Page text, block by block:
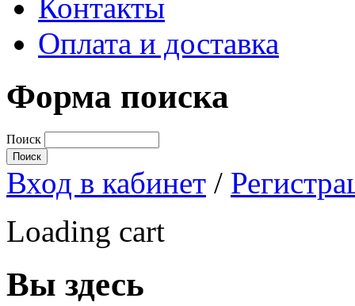
Контакты
Оплата и доставка
Форма поиска
Поиск
Вход в кабинет /
Loading cart
Вы здесь